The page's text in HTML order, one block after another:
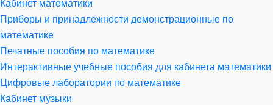
Кабинет математики
Приборы и принадлежности демонстрационные по
математике
Печатные пособия по математике
Интерактивные учебные пособия для кабинета математики
Цифровые лаборатории по математике
Кабинет музыки